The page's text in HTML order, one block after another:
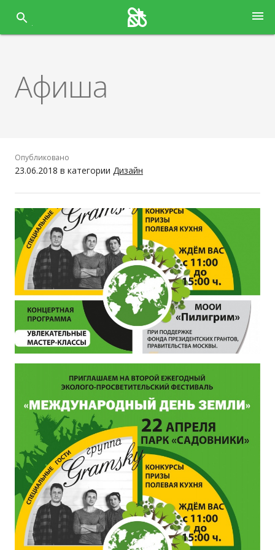
содержанию
menu
Афиша
Опубликовано
23.06.2018 в категории Дизайн